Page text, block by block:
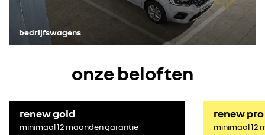
bedrijfswagens
onze beloften
renew gold
minimaal 12 maanden garantie
renew pro
minimaal 12